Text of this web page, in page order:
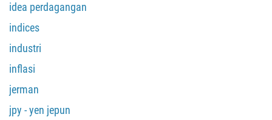
idea perdagangan
indices
industri
inflasi
jerman
jpy - yen jepun